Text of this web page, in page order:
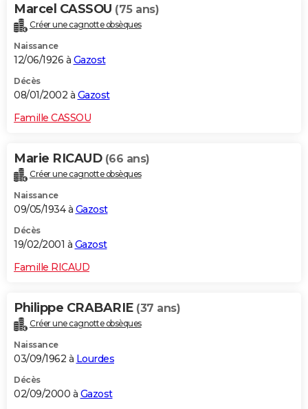
Marcel CASSOU (75 ans)
Créer une cagnotte obsèques
Naissance
12/06/1926 à Gazost
Décès
08/01/2002 à Gazost
Famille CASSOU
Marie RICAUD (66 ans)
Créer une cagnotte obsèques
Naissance
09/05/1934 à Gazost
Décès
19/02/2001 à Gazost
Famille RICAUD
Philippe CRABARIE (37 ans)
Créer une cagnotte obsèques
Naissance
03/09/1962 à Lourdes
Décès
02/09/2000 à Gazost